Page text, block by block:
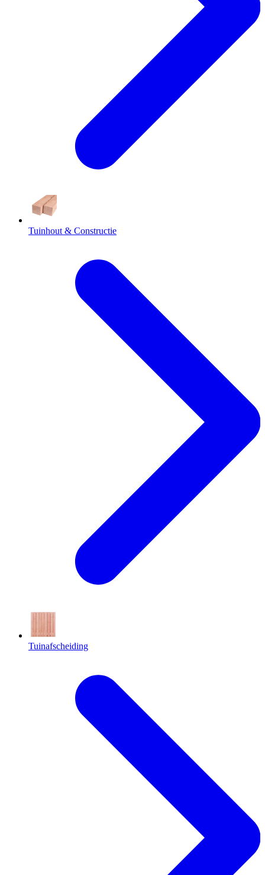
Tuinhout & Constructie
Tuinafscheiding